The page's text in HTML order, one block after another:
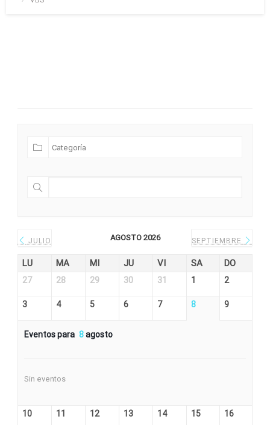
JULIO AGOSTO 2026 SEPTIEMBRE
LU MA MI JU VI SA DO
27 28 29 30 31 1 2
3 4 5 6 7 8 9
Eventos para 8agosto
Sin eventos
10 11 12 13 14 15 16